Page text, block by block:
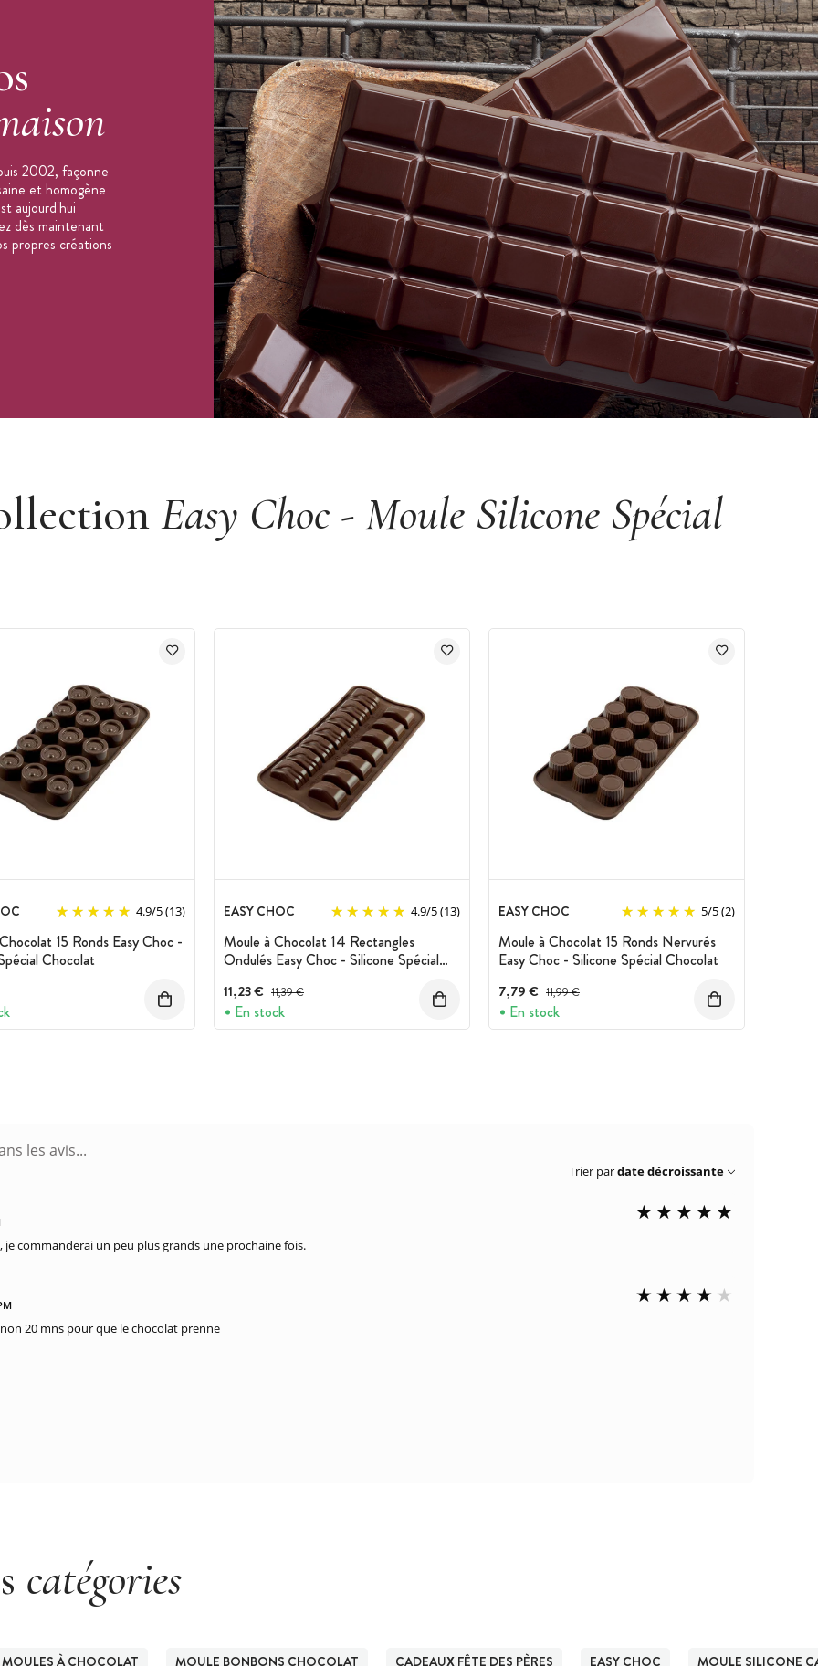
, consultez notreguide d'achat des moules en
2002, façonne
et homogène
aujourd'hui
dès maintenant
propres créations
Easy Choc - Moule Silicone Spécial
4.9/5(13)
15 Ronds Easy Choc -
Chocolat
EASY CHOC 4.9/5(13)
Moule à Chocolat 14 Rectangles
Ondulés Easy Choc - Silicone Spécial
11,23 € Prix avant réduction :
11,39 €
En stock
EASY CHOC 5/5(2)
Moule à Chocolat 15 Ronds Nervurés
Easy Choc - Silicone Spécial Chocolat
7,79 € Prix avant réduction :
11,99 €
En stock
Trier pardate décroissante
commanderai un peu plus grands une prochaine fois.
20 mns pour que le chocolat prenne
catégories
MOULES À CHOCOLAT MOULE BONBONS CHOCOLAT CADEAUX FÊTE DES PÈRES EASY CHOC MOULE SILICONE